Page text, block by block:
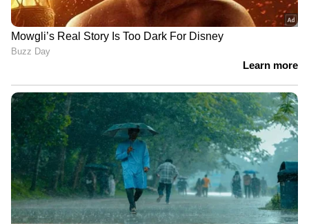
നീറ്റ് പരീക്ഷ ക്രമേക്കേട്:
മഹാരാഷ്ട്ര സ്വദേശിയുടെ
വീട്ടിൽ 8 മണിക്കൂർ
പരിശോധന, അന്വേഷണം
സിനിമ പോലെ എളുപ്പമല്ല,
വിജയ് സർക്കാരിന് 6
മാസത്തിൽ കൂടുതൽ
ആറാം പ്ലാറ്റ്ഫോമിൽ
നിർത്തിയിട്ടിരുന്ന
പാസഞ്ചർ ട്രെയിനിൽ
അഗ്നിബാധ,
മകളെ കാണാനില്ലെന്ന്
മാതാപിതാക്കളുടെ പരാതി,
ഒരു മാസം കഴിഞ്ഞു,
ഒടുവിൽ പൊലീസ്